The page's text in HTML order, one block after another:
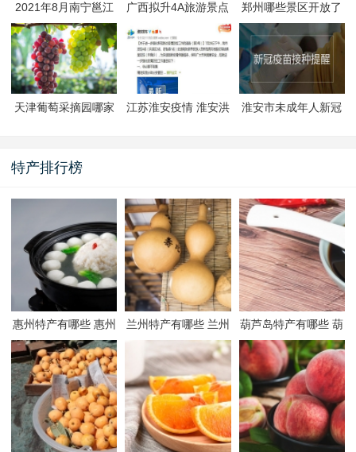
2021年8月南宁邕江
夜游活动
广西拟升4A旅游景点
郑州哪些景区开放了
郑州景区什么时候恢
复开放
天津葡萄采摘园哪家
江苏淮安疫情 淮安洪
淮安市未成年人新冠
特产排行榜
惠州特产有哪些 惠州
有哪些特产
兰州特产有哪些 兰州
有哪些特产
葫芦岛特产有哪些 葫
芦岛有哪些特产